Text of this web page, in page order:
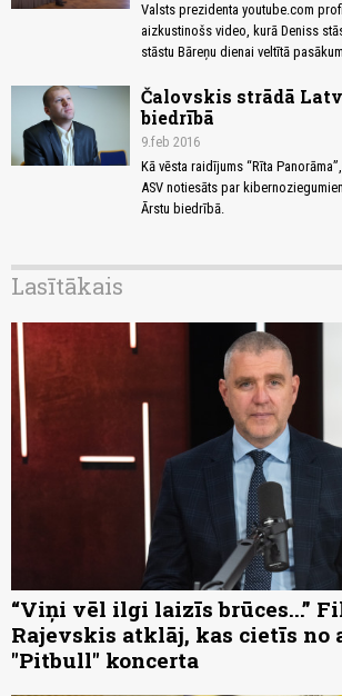
Valsts prezidenta youtube.com
aizkustinošs video, kurā Deniss
stāstu Bāreņu dienai veltītā
Čalovskis strādā
biedrībā
9.feb 2016
Kā vēsta raidījums “Rīta
ASV notiesāts par
Ārstu biedrībā.
Lasītākais
“Viņi vēl ilgi laizīs brūces...”
Rajevskis atklāj, kas cietīs no
"Pitbull" koncerta